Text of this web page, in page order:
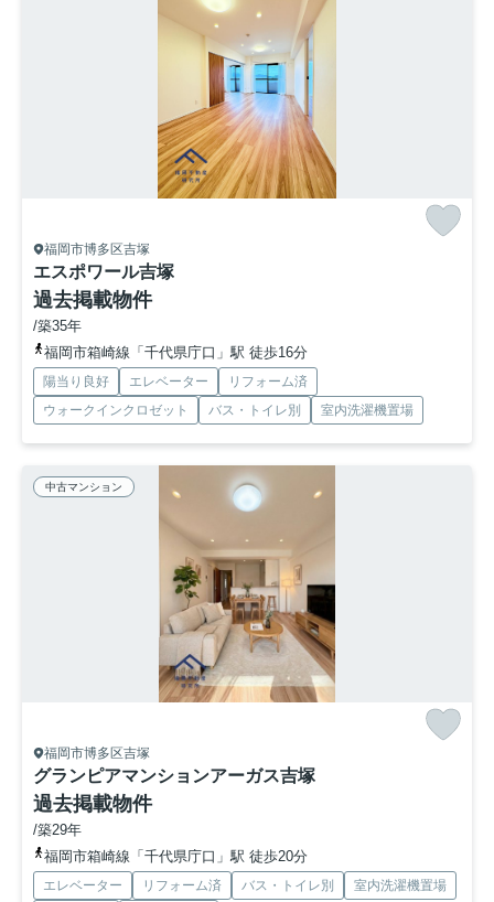
福岡市博多区吉塚
エスポワール吉塚
過去掲載物件
/築35年
福岡市箱崎線「千代県庁口」駅 徒歩16分
陽当り良好 エレベーター
リフォーム済
ウォークインクロゼット
バス・トイレ別 室内洗濯機置場
中古マンション
福岡市博多区吉塚
グランピアマンションアーガス吉塚
過去掲載物件
/築29年
福岡市箱崎線「千代県庁口」駅 徒歩20分
エレベーター リフォーム済 バス・トイレ別
室内洗濯機置場